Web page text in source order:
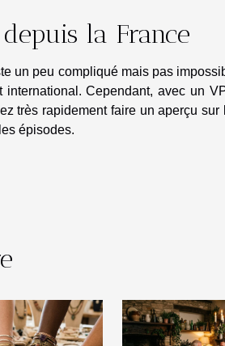
la France
un peu compliqué mais pas
international. Cependant, avec un
très rapidement faire un aperçu
épisodes.